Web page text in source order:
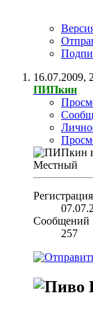
16.07.2009,
ПИПкин
Местный
Регистрация
Сообщений
257